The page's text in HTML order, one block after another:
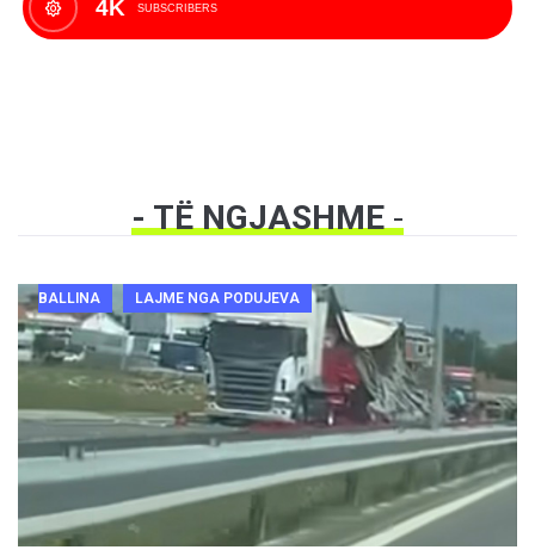
4K SUBSCRIBERS
- TË NGJASHME-
BALLINA LAJME NGA PODUJEVA